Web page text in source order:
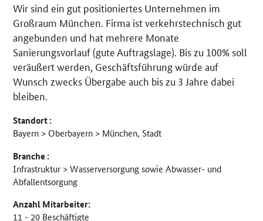
Wir sind ein gut positioniertes Unternehmen im
Großraum München. Firma ist verkehrstechnisch gut
angebunden und hat mehrere Monate
Sanierungsvorlauf (gute Auftragslage). Bis zu 100% soll
veräußert werden, Geschäftsführung würde auf
Wunsch zwecks Übergabe auch bis zu 3 Jahre dabei
bleiben.
Standort :
Bayern > Oberbayern > München, Stadt
Branche :
Infrastruktur > Wasserversorgung sowie Abwasser- und
Abfallentsorgung
Anzahl Mitarbeiter:
11 - 20 Beschäftigte